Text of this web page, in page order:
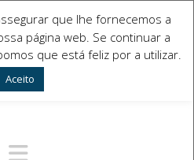
Navegação Alternativa
que lhe fornecemos a
página web. Se continuar a
que está feliz por a utilizar.
Aceito